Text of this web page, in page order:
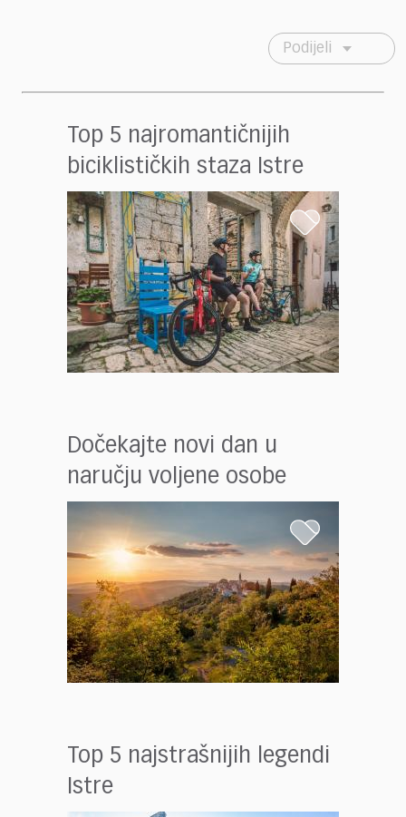
Podijeli
Top 5 najromantičnijih
biciklističkih staza Istre
Dočekajte novi dan u
naručju voljene osobe
Top 5 najstrašnijih legendi
Istre